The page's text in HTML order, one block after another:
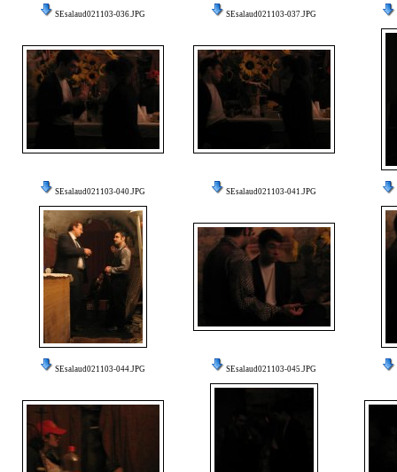
SEsalaud021103-036.JPG SEsalaud021103-037.JPG
SEsalaud021103-040.JPG SEsalaud021103-041.JPG
SEsalaud021103-044.JPG SEsalaud021103-045.JPG